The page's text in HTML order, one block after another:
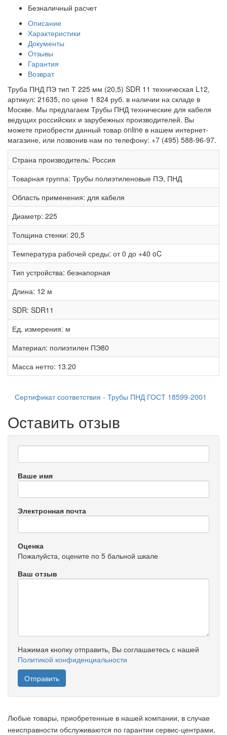
Безналичный расчет
Описание
Характеристики
Документы
Отзывы
Гарантия
Возврат
Труба ПНД ПЭ тип Т 225 мм (20,5) SDR 11 техническая L12,
артикул: 21635, по цене 1 824 руб. в наличии на складе в
Москве. Мы предлагаем Трубы ПНД технические для кабеля
ведущих российских и зарубежных производителей. Вы
можете приобрести данный товар online в нашем интернет-
магазине, или позвонив нам по телефону: +7 (495) 588-96-97.
Страна производитель: Россия
Товарная группа: Трубы полиэтиленовые ПЭ, ПНД
Область применения: для кабеля
Диаметр: 225
Толщина стенки: 20,5
Температура рабочей среды: от 0 до +40 oC
Тип устройства: безнапорная
Длина: 12 м
SDR: SDR11
Ед. измерения: м
Материал: полиэтилен ПЭ80
Масса нетто: 13.20
Сертификат соответствия - Трубы ПНД ГОСТ 18599-2001
Оставить отзыв
Ваше имя
Электронная почта
Оценка
Пожалуйста, оцените по 5 бальной шкале
Ваш отзыв
Нажимая кнопку отправить, Вы соглашаетесь с нашей
Политикой конфиденциальности
Любые товары, приобретенные в нашей компании, в случае
неисправности обслуживаются по гарантии сервис-центрами,